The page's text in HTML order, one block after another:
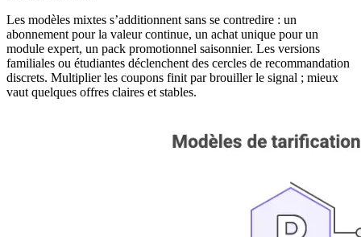
Les modèles mixtes s’additionnent sans se contredire : un
abonnement pour la valeur continue, un achat unique pour un
module expert, un pack promotionnel saisonnier. Les versions
familiales ou étudiantes déclenchent des cercles de recommandation
discrets. Multiplier les coupons finit par brouiller le signal ; mieux
vaut quelques offres claires et stables.